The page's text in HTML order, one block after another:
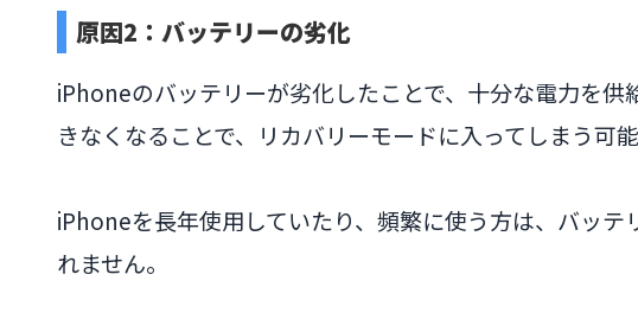
原因2：バッテリーの劣化
iPhoneのバッテリーが劣化したことで、十分な電力を供
きなくなることで、リカバリーモードに入ってしまう可能
iPhoneを長年使用していたり、頻繁に使う方は、バッテ
れません。